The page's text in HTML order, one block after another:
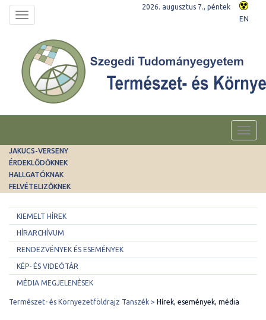
Toggle
navigation
2026. augusztus 7., péntek
EN
JAKUCS-VERSENY
ÉRDEKLŐDŐKNEK
HALLGATÓKNAK
FELVÉTELIZŐKNEK
KIEMELT HÍREK
HÍRARCHÍVUM
RENDEZVÉNYEK ÉS ESEMÉNYEK
KÉP- ÉS VIDEÓTÁR
MÉDIA MEGJELENÉSEK
Természet- és Környezetföldrajz Tanszék Hírek, események, média